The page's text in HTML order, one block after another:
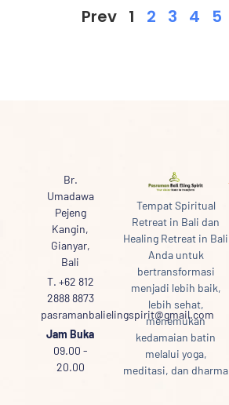
Prev 1 2 3 4 5
Tempat Spiritual
Retreat in Bali dan
Healing Retreat in Bali
Anda untuk
bertransformasi
menjadi lebih baik,
lebih sehat,
menemukan
kedamaian batin
melalui yoga,
meditasi, dan dharma
Br.
Umadawa
Pejeng
Kangin,
Gianyar,
Bali
T. +62 812
2888 8873
pasramanbalielingspirit@gmail.com
Jam Buka
09.00 -
20.00